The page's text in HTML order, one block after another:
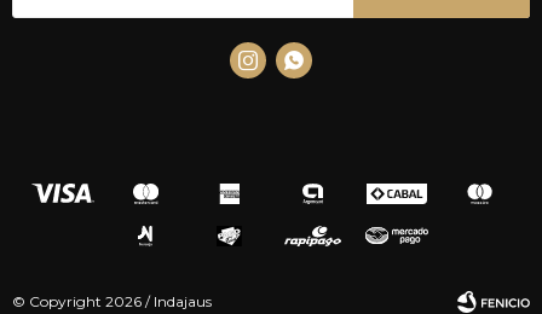
 
© Copyright 2026 / Indajaus